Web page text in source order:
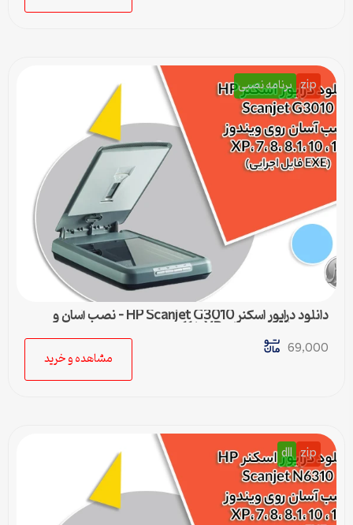
zip برنامه نصبی
دانلود درایور اسکنر HP Scanjet G3010 – نصب آسان و
سریع برای ویندوزهای XP تا 11
69,000
مشاهده و خرید
zip
dll